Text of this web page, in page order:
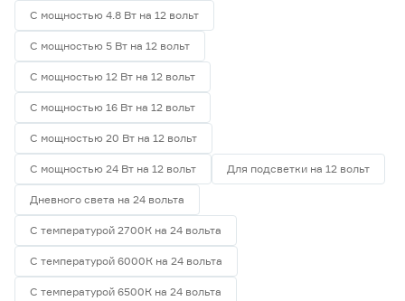
С мощностью 4.8 Вт на 12 вольт
С мощностью 5 Вт на 12 вольт
С мощностью 12 Вт на 12 вольт
С мощностью 16 Вт на 12 вольт
С мощностью 20 Вт на 12 вольт
С мощностью 24 Вт на 12 вольт Для подсветки на 12 вольт
Дневного света на 24 вольта
С температурой 2700К на 24 вольта
С температурой 6000К на 24 вольта
С температурой 6500К на 24 вольта